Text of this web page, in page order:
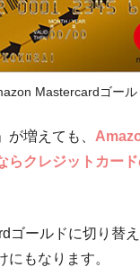
177万円
Mastercardゴール
が増えても、
らクレジットカー
ゴールドに切り替
にもなります。